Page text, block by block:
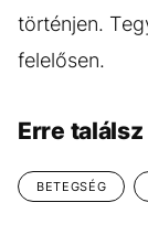
történjen.
felelősen.
Erre
BETEGSÉG